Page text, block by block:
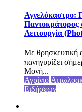
Αγγελόκαστρο:
Παντοκράτορος
Λειτουργία
Με θρησκευτική
πανηγυρίζει
Μονή...
Αγρίνιο
Ειδήσεων